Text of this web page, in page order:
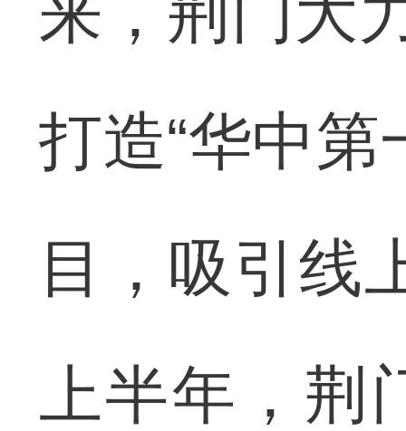
打造“华中
目，吸引线
上半年，